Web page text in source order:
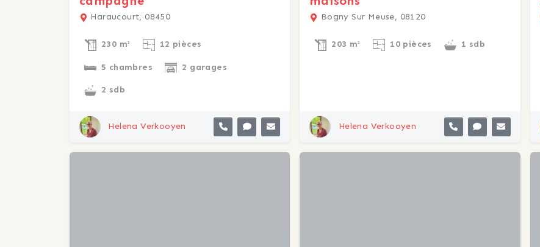
Haraucourt, 08450
230 m² 12 pièces
5 chambres 2 garages
2 sdb
Helena Verkooyen
Bogny Sur Meuse, 08120
203 m² 10 pièces 1 sdb
Helena Verkooyen